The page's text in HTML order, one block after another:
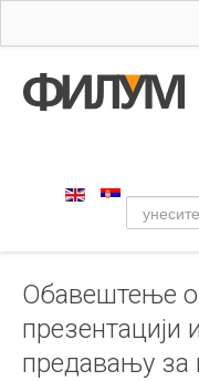
Упис
Уметност
Музичка уметност
Примењена и
Галерија
Обавештење о
презентацији
предавању за